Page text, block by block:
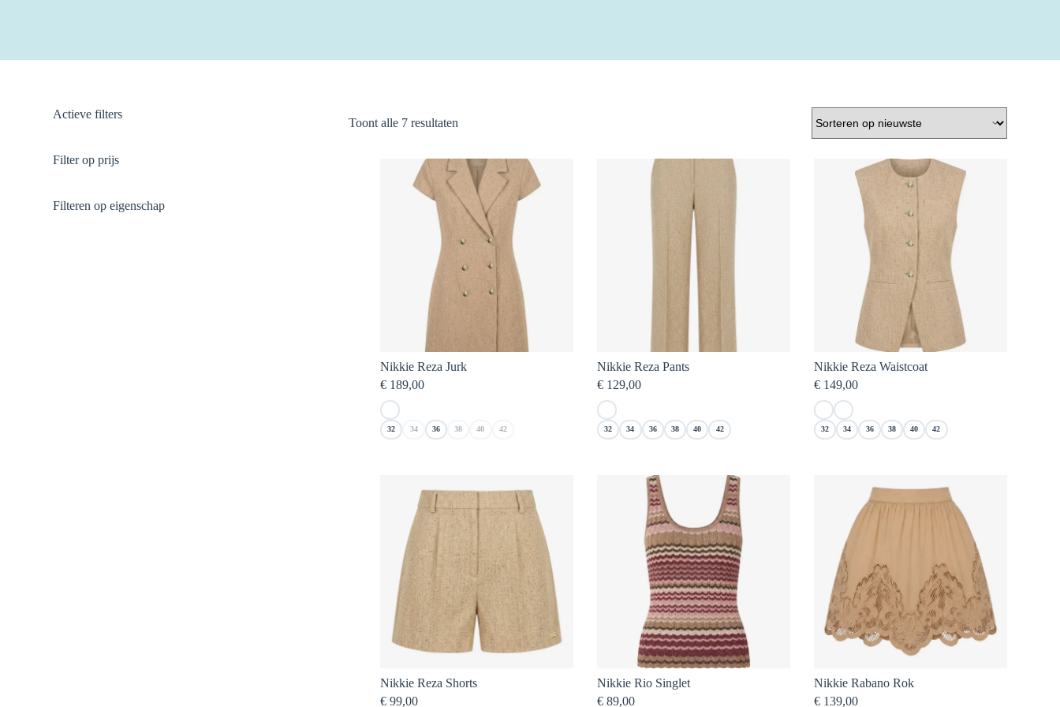
Toont alle 7 resultaten
Nikkie Reza Jurk
€ 189,00
32 34 36 38 40 42
Nikkie Reza Pants
€ 129,00
32 34 36 38 40 42
Nikkie Reza Waistcoat
€149,00
32 34 36 38 40 42
Nikkie Reza Shorts
€ 99,00
Nikkie Rio Singlet
€ 89,00
Nikkie Rabano Rok
€139,00
Actieve filters
Filter op prijs
Filteren op eigenschap